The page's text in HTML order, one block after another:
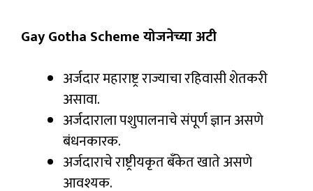
Gay Gotha Scheme योजनेच्या अटी
अर्जदार महाराष्ट्र राज्याचा रहिवासी शेतकरी
असावा.
अर्जदाराला पशुपालनाचे संपूर्ण ज्ञान असणे
बंधनकारक.
अर्जदाराचे राष्ट्रीयकृत बँकेत खाते असणे
आवश्यक.